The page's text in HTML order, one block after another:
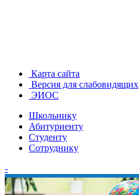
Карта сайта
Версия для слабовидящих
ЭИОС
Школьнику
Абитуриенту
Студенту
Сотруднику
-